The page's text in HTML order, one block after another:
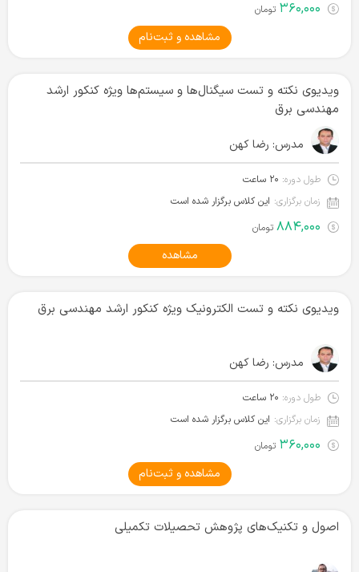
۳۶۰,۰۰۰ تومان
مشاهده و ثبت‌نام
ویدیوی نکته و تست سیگنال‌ها و سیستم‌ها ویژه کنکور ارشد
مهندسی برق
مدرس: رضا کهن
طول دوره: ۲۰ ساعت
زمان برگزاری: این کلاس برگزار شده است
۸۸۴,۰۰۰ تومان
مشاهده
ویدیوی نکته و تست الکترونیک ویژه کنکور ارشد مهندسی برق
مدرس: رضا کهن
طول دوره: ۲۰ ساعت
زمان برگزاری: این کلاس برگزار شده است
۳۶۰,۰۰۰ تومان
مشاهده و ثبت‌نام
اصول و تکنیک‌های پژوهش تحصیلات تکمیلی